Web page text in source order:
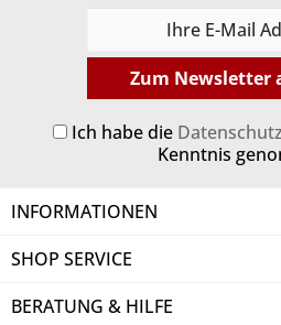
Zum Newsletter
Ich habe die
Kenntnis
INFORMATIONEN
SHOP SERVICE
BERATUNG & HILFE